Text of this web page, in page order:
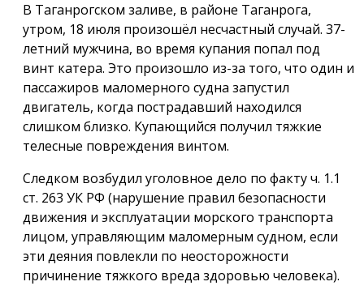
В Таганрогском заливе, в районе Таганрога,
утром, 18 июля произошёл несчастный случай. 37-
летний мужчина, во время купания попал под
винт катера. Это произошло из-за того, что один и
пассажиров маломерного судна запустил
двигатель, когда пострадавший находился
слишком близко. Купающийся получил тяжкие
телесные повреждения винтом.
Следком возбудил уголовное дело по факту ч. 1.1
ст. 263 УК РФ (нарушение правил безопасности
движения и эксплуатации морского транспорта
лицом, управляющим маломерным судном, если
эти деяния повлекли по неосторожности
причинение тяжкого вреда здоровью человека).